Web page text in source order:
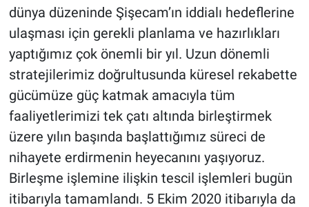
dünya düzeninde Şişecam’ın iddialı hedeflerine
ulaşması için gerekli planlama ve hazırlıkları
yaptığımız çok önemli bir yıl. Uzun dönemli
stratejilerimiz doğrultusunda küresel rekabette
gücümüze güç katmak amacıyla tüm
faaliyetlerimizi tek çatı altında birleştirmek
üzere yılın başında başlattığımız süreci de
nihayete erdirmenin heyecanını yaşıyoruz.
Birleşme işlemine ilişkin tescil işlemleri bugün
itibarıyla tamamlandı. 5 Ekim 2020 itibarıyla da